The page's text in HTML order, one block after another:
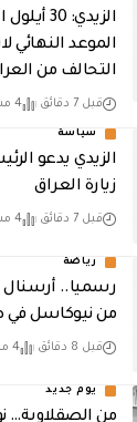
الزيدي:
الموعد النهائي
التحالف من
قبل 7 دقائق 4 مشاهدات
سياسة
الزيدي يدعو
زيارة العراق
قبل 7 دقائق 4 مشاهدات
رياضة
رسميا..
من نيوكاسل
قبل 8 دقائق 4 مشاهدات
يوم جديد
من الصقلاوية…